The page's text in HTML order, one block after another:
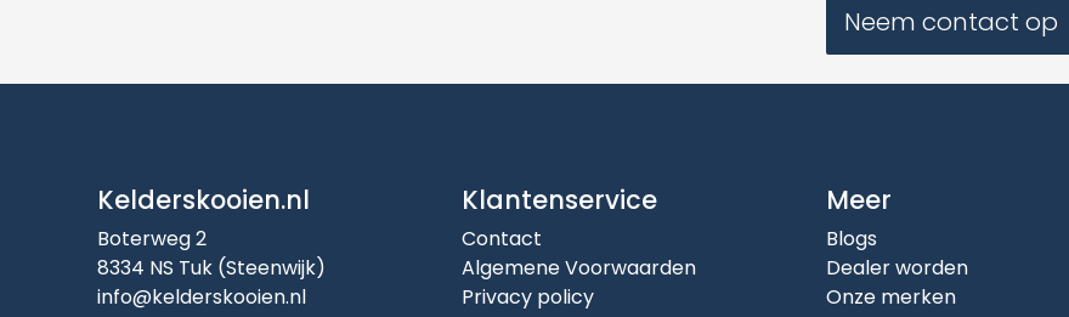
Neem contact op
Kelderskooien.nl
Boterweg 2
8334 NS Tuk (Steenwijk)
info@kelderskooien.nl
Klantenservice
Contact
Algemene Voorwaarden
Privacy policy
Meer
Blogs
Dealer worden
Onze merken